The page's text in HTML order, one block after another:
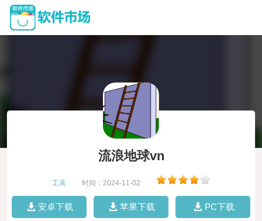
流浪地球vn
工具 时间：2024-11-02
安卓下载 苹果下载 PC下载